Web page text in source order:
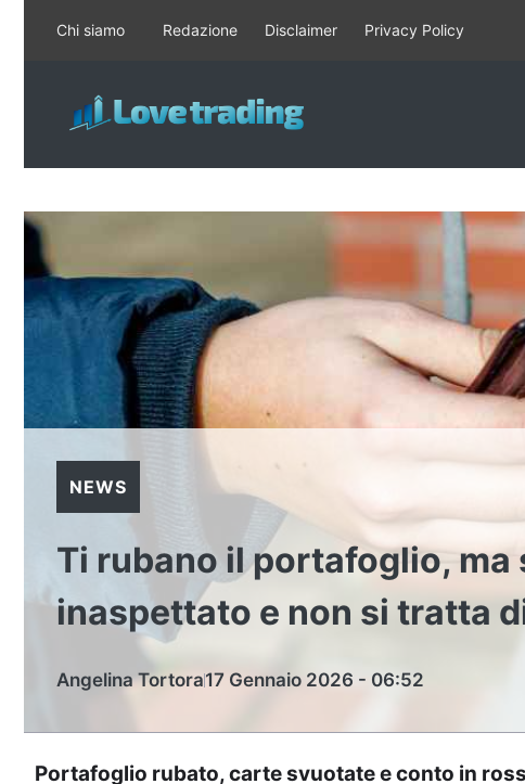
contenuto
Chi siamo Redazione Disclaimer Privacy Policy
NEWS
Ti rubano il portafoglio, ma
inaspettato e non si tratta
Angelina Tortora17 Gennaio 2026 - 06:52
Portafoglio rubato, carte svuotate e conto in